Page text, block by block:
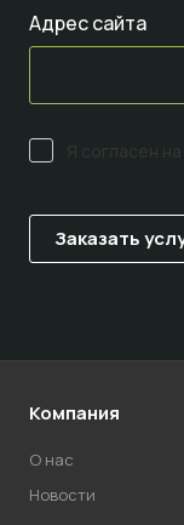
Адрес сайта
Я согласен на
Компания
О нас
Новости